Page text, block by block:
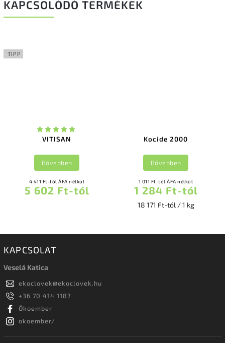
KAPCSOLÓDÓ TERMÉKEK
TIPP
VITISAN
4 411 Ft-tól ÁFA nélkül
5 602 Ft-tól
Bővebben
Kocide 2000
1 011 Ft-tól ÁFA nélkül
1 284 Ft-tól
18 171 Ft-tól / 1 kg
Bővebben
KAPCSOLAT
Veselá Katica
ekoclovek@ekoclovek.hu
+36 70 414 1187
Ökoember
okoember/